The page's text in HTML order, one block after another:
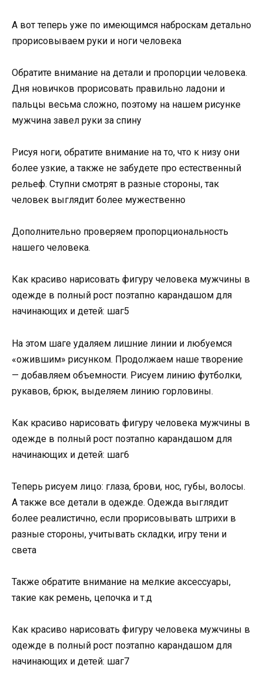
А вот теперь уже по имеющимся наброскам детально
прорисовываем руки и ноги человека
Обратите внимание на детали и пропорции человека.
Дня новичков прорисовать правильно ладони и
пальцы весьма сложно, поэтому на нашем рисунке
мужчина завел руки за спину
Рисуя ноги, обратите внимание на то, что к низу они
более узкие, а также не забудете про естественный
рельеф. Ступни смотрят в разные стороны, так
человек выглядит более мужественно
Дополнительно проверяем пропорциональность
нашего человека.
Как красиво нарисовать фигуру человека мужчины в
одежде в полный рост поэтапно карандашом для
начинающих и детей: шаг5
На этом шаге удаляем лишние линии и любуемся
«ожившим» рисунком. Продолжаем наше творение
— добавляем объемности. Рисуем линию футболки,
рукавов, брюк, выделяем линию горловины.
Как красиво нарисовать фигуру человека мужчины в
одежде в полный рост поэтапно карандашом для
начинающих и детей: шаг6
Теперь рисуем лицо: глаза, брови, нос, губы, волосы.
А также все детали в одежде. Одежда выглядит
более реалистично, если прорисовывать штрихи в
разные стороны, учитывать складки, игру тени и
света
Также обратите внимание на мелкие аксессуары,
такие как ремень, цепочка и т.д
Как красиво нарисовать фигуру человека мужчины в
одежде в полный рост поэтапно карандашом для
начинающих и детей: шаг7